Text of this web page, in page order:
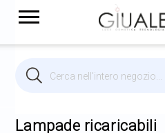
CercaBrands
Illuminazione per interni
Lampade ricaricabili